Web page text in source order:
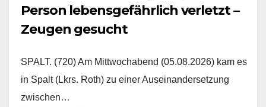
Person lebensgefährlich verletzt –
Zeugen gesucht
SPALT. (720) Am Mittwochabend (05.08.2026) kam es
in Spalt (Lkrs. Roth) zu einer Auseinandersetzung
zwischen…